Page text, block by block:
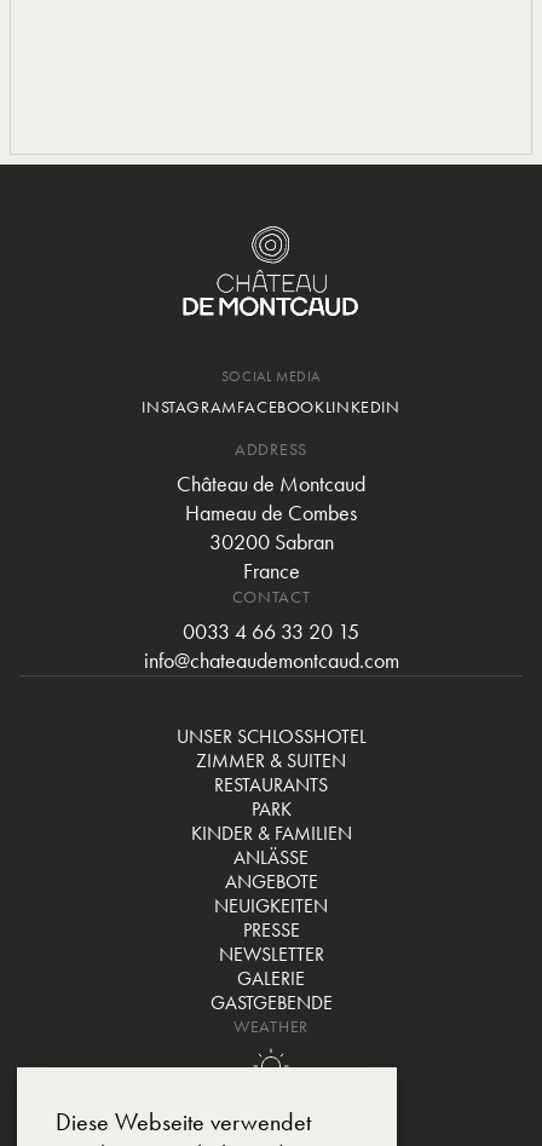
SOCIAL MEDIA
INSTAGRAMFACEBOOKLINKEDIN
ADDRESS
Château de Montcaud
Hameau de Combes
30200 Sabran
France
CONTACT
0033 4 66 33 20 15
info@chateaudemontcaud.com
UNSER SCHLOSSHOTEL
ZIMMER & SUITEN
RESTAURANTS
PARK
KINDER & FAMILIEN
ANLÄSSE
ANGEBOTE
NEUIGKEITEN
PRESSE
NEWSLETTER
GALERIE
GASTGEBENDE
WEATHER
Diese Webseite verwendet